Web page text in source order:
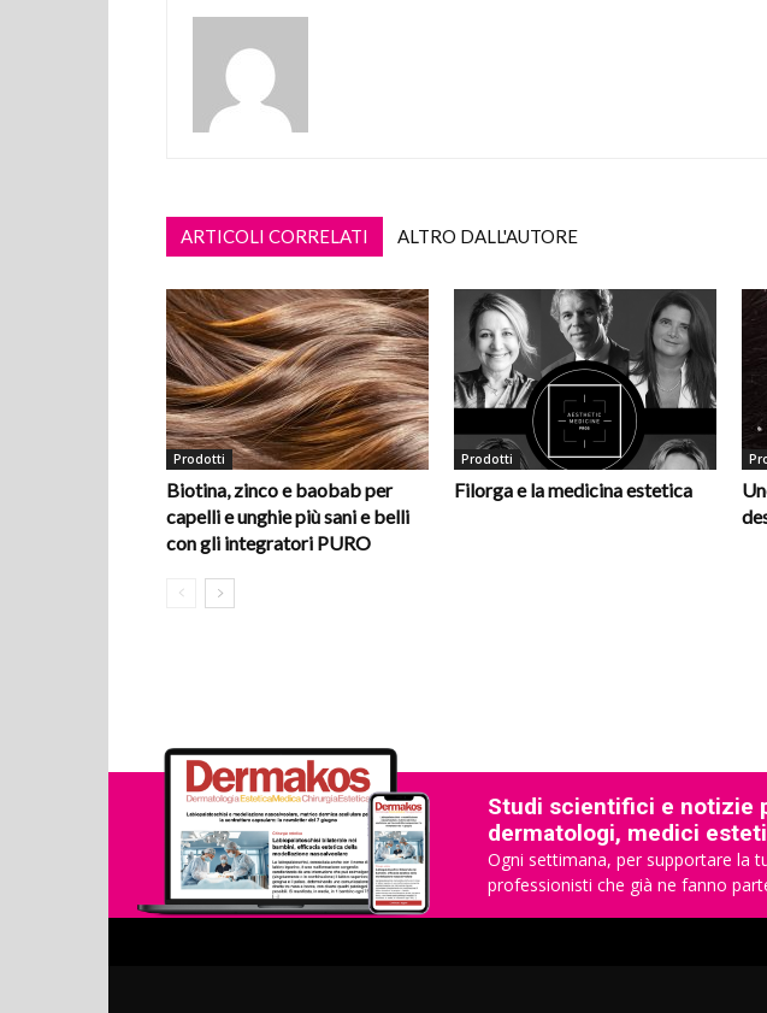
ARTICOLI CORRELATI ALTRO DALL'AUTORE
Prodotti
Biotina, zinco e baobab per
capelli e unghie più sani e belli
con gli integratori PURO
Prodotti
Filorga e la medicina estetica
Studi scientifici e notizie
dermatologi, medici
Ogni settimana, per supportare la
professionisti che già ne fanno